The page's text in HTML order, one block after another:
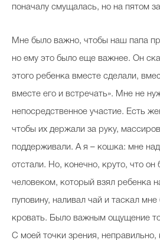
поначалу смущалась, но на пятом
Мне было важно, чтобы наш папа
но ему это было еще важнее. Он
этого ребенка вместе сделали,
вместе его и встречать». Мне не
непосредственное участие. Есть
чтобы их держали за руку,
поддерживали. А я – кошка: мне
отстали. Но, конечно, круто, что
человеком, который взял ребенка
пуповину, наливал чай и таскал
кровать. Было важным ощущение
С моей точки зрения, неправильно,